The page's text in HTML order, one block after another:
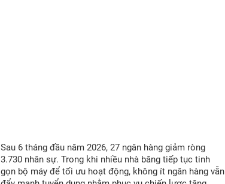
Sau 6 tháng đầu năm 2026, 27 ngân hàng giảm ròng
3.730 nhân sự. Trong khi nhiều nhà băng tiếp tục tinh
gọn bộ máy để tối ưu hoạt động, không ít ngân hàng vẫn